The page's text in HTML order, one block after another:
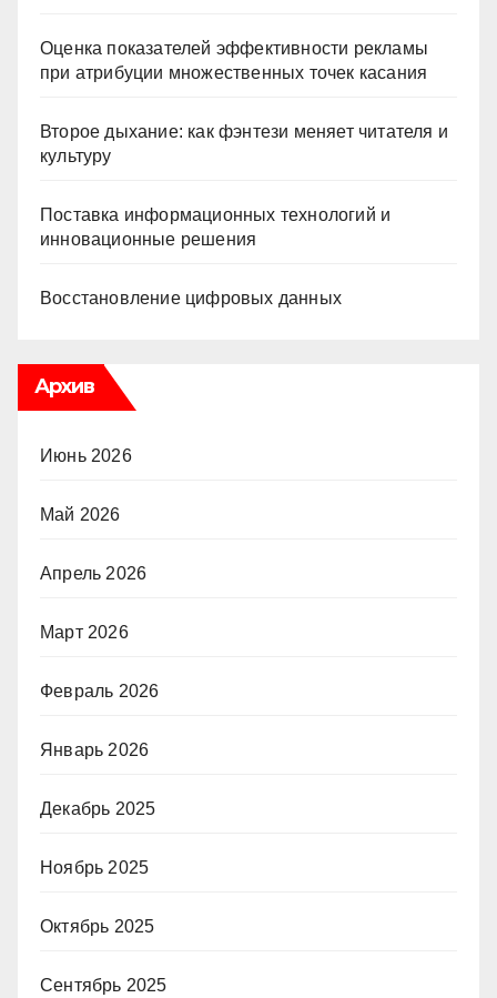
Оценка показателей эффективности рекламы
при атрибуции множественных точек касания
Второе дыхание: как фэнтези меняет читателя и
культуру
Поставка информационных технологий и
инновационные решения
Восстановление цифровых данных
Архив
Июнь 2026
Май 2026
Апрель 2026
Март 2026
Февраль 2026
Январь 2026
Декабрь 2025
Ноябрь 2025
Октябрь 2025
Сентябрь 2025